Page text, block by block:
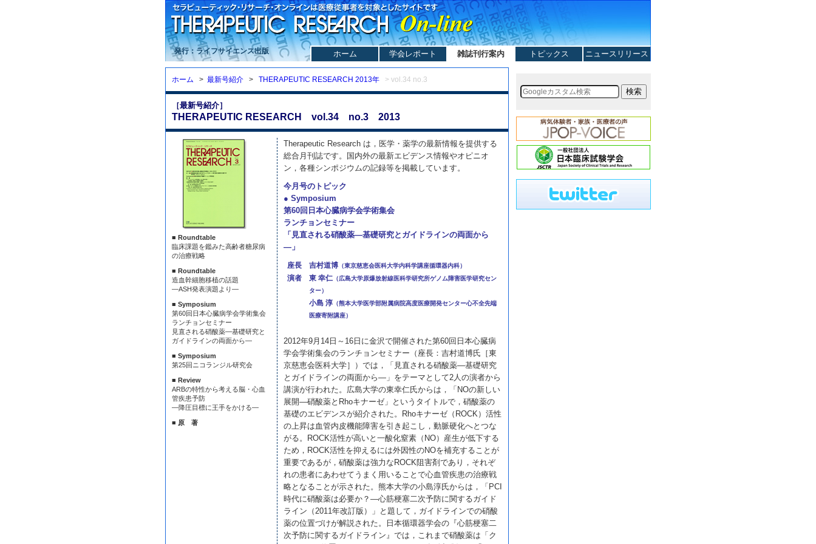
発行：ライフサイエンス出版 ホーム 学会レポート 雑誌刊行案内 トピックス ニュースリリース
ホーム > 最新号紹介 > THERAPEUTIC RESEARCH 2013年 > vol.34 no.3
［最新号紹介］
THERAPEUTIC RESEARCH vol.34 no.3 2013
■ Roundtable
臨床課題を鑑みた高齢者糖尿病
の治療戦略
■ Roundtable
造血幹細胞移植の話題
—ASH発表演題より—
■ Symposium
第60回日本心臓病学会学術集会
ランチョンセミナー
見直される硝酸薬—基礎研究と
ガイドラインの両面から—
■ Symposium
第25回ニコランジル研究会
■ Review
ARBの特性から考える脳・心血
管疾患予防
—降圧目標に王手をかける—
■ 原 著
Therapeutic Research は，医学・薬学の最新情報を提供する
総合月刊誌です。国内外の最新エビデンス情報やオピニオ
ン，各種シンポジウムの記録等を掲載しています。
今月号のトピック
● Symposium
第60回日本心臓病学会学術集会
ランチョンセミナー
「見直される硝酸薬—基礎研究とガイドラインの両面から
—」
座長 吉村道博 （東京慈恵会医科大学内科学講座循環器内科）
演者 東 幸仁 （広島大学原爆放射線医科学研究所ゲノム障害医学研究セン
ター）
小島 淳 （熊本大学医学部附属病院高度医療開発センター心不全先端
医療寄附講座）
2012年9月14日～16日に金沢で開催された第60回日本心臓病
学会学術集会のランチョンセミナー（座長：吉村道博氏［東
京慈恵会医科大学］）では，「見直される硝酸薬—基礎研究
とガイドラインの両面から—」をテーマとして2人の演者から
講演が行われた。広島大学の東幸仁氏からは，「NOの新しい
展開—硝酸薬とRhoキナーゼ」というタイトルで，硝酸薬の
基礎のエビデンスが紹介された。Rhoキナーゼ（ROCK）活性
の上昇は血管内皮機能障害を引き起こし，動脈硬化へとつな
がる。ROCK活性が高いと一酸化窒素（NO）産生が低下する
ため，ROCK活性を抑えるには外因性のNOを補充することが
重要であるが，硝酸薬は強力なROCK阻害剤であり，それぞ
れの患者にあわせてうまく用いることで心血管疾患の治療戦
略となることが示された。熊本大学の小島淳氏からは，「PCI
時代に硝酸薬は必要か？—心筋梗塞二次予防に関するガイド
ライン（2011年改訂版）」と題して，ガイドラインでの硝酸
薬の位置づけが解説された。日本循環器学会の『心筋梗塞二
次予防に関するガイドライン』では，これまで硝酸薬は「ク